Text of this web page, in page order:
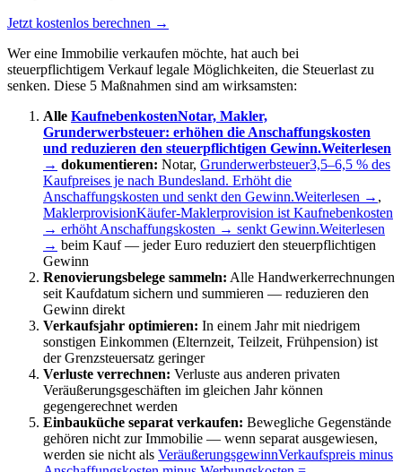
Jetzt kostenlos berechnen →
Wer eine Immobilie verkaufen möchte, hat auch bei
steuerpflichtigem Verkauf legale Möglichkeiten, die Steuerlast zu
senken. Diese 5 Maßnahmen sind am wirksamsten:
Alle KaufnebenkostenNotar, Makler,
Grunderwerbsteuer: erhöhen die Anschaffungskosten
und reduzieren den steuerpflichtigen Gewinn.Weiterlesen
→ dokumentieren: Notar, Grunderwerbsteuer3,5–6,5 % des
Kaufpreises je nach Bundesland. Erhöht die
Anschaffungskosten und senkt den Gewinn.Weiterlesen → ,
MaklerprovisionKäufer-Maklerprovision ist Kaufnebenkosten
→ erhöht Anschaffungskosten → senkt Gewinn.Weiterlesen
→ beim Kauf — jeder Euro reduziert den steuerpflichtigen
Gewinn
Renovierungsbelege sammeln: Alle Handwerkerrechnungen
seit Kaufdatum sichern und summieren — reduzieren den
Gewinn direkt
Verkaufsjahr optimieren: In einem Jahr mit niedrigem
sonstigen Einkommen (Elternzeit, Teilzeit, Frühpension) ist
der Grenzsteuersatz geringer
Verluste verrechnen: Verluste aus anderen privaten
Veräußerungsgeschäften im gleichen Jahr können
gegengerechnet werden
Einbauküche separat verkaufen: Bewegliche Gegenstände
gehören nicht zur Immobilie — wenn separat ausgewiesen,
werden sie nicht als VeräußerungsgewinnVerkaufspreis minus